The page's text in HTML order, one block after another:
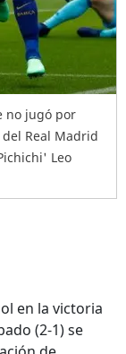
no jugó por
Real Madrid
Leo
en la victoria
(2-1) se